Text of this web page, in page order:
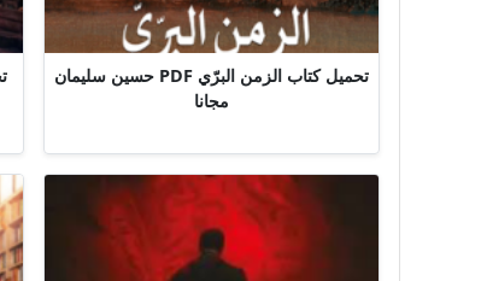
تحميل كتاب الزمن البرّي PDF حسين سليمان
مجانا